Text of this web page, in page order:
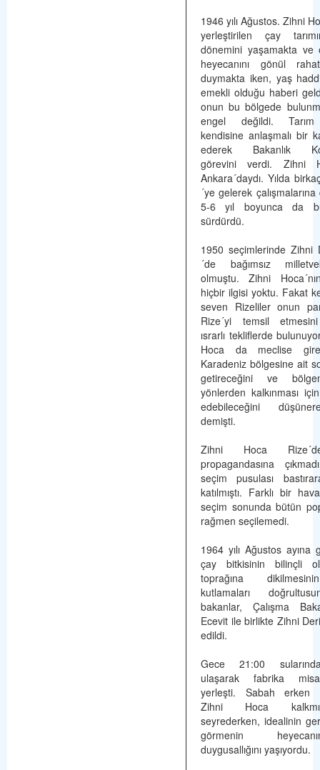
1946 yılı Ağustos. Zihni
yerleştirilen çay
dönemini yaşamakta ve
heyecanını gönül
duymakta iken, yaş
emekli olduğu haberi
onun bu bölgede
engel değildi. Tarım
kendisine anlaşmalı bir
ederek Bakanlık
görevini verdi. Zihni
Ankara´daydı. Yılda
´ye gelerek
5-6 yıl boyunca da
sürdürdü.
1950 seçimlerinde Zihni
´de bağımsız
olmuştu. Zihni
hiçbir ilgisi yoktu. Fakat
seven Rizeliler onun
Rize´yi temsil
ısrarlı tekliflerde
Hoca da meclise
Karadeniz bölgesine ait
getireceğini ve
yönlerden kalkınması
edebileceğini
demişti.
Zihni Hoca
propagandasına
seçim pusulası
katılmıştı. Farklı bir
seçim sonunda bütün
rağmen seçilemedi.
1964 yılı Ağustos ayına
çay bitkisinin bilinçli
toprağına
kutlamaları
bakanlar, Çalışma
Ecevit ile birlikte Zihni
edildi.
Gece 21:00
ulaşarak fabrika
yerleşti. Sabah erken
Zihni Hoca
seyrederken, idealinin
görmenin
duygusallığını yaşıyordu.